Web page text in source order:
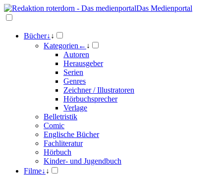
Das Medienportal
Bücher↓ ↓
Kategorien ← ↓
Autoren
Herausgeber
Serien
Genres
Zeichner / Illustratoren
Hörbuchsprecher
Verlage
Belletristik
Comic
Englische Bücher
Fachliteratur
Hörbuch
Kinder- und Jugendbuch
Filme↓ ↓